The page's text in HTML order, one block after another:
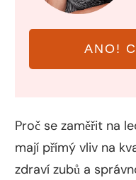
ANO!
Proč se zaměřit na
mají přímý vliv na
zdraví zubů a